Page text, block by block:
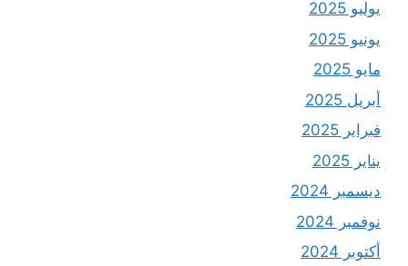
يوليو 2025
يونيو 2025
مايو 2025
أبريل 2025
فبراير 2025
يناير 2025
ديسمبر 2024
نوفمبر 2024
أكتوبر 2024